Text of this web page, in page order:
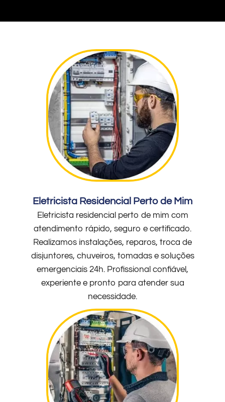
Eletricista Residencial Perto de Mim
Eletricista residencial perto de mim com
atendimento rápido, seguro e certificado.
Realizamos instalações, reparos, troca de
disjuntores, chuveiros, tomadas e soluções
emergenciais 24h. Profissional confiável,
experiente e pronto para atender sua
necessidade.